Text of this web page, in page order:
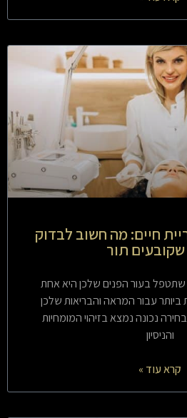
חיים: מה חשוב לבדוק
שקובעים תור
בעור הפנים שלכן היא אחת
עבור המראה והבריאות שלכן
נכונה נמצא בזיהוי המומחיות
והניסיון
קרא עוד »